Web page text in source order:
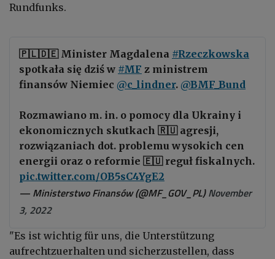
Rundfunks.
🇵🇱🇩🇪 Minister Magdalena #Rzeczkowska
spotkała się dziś w #MF z ministrem
finansów Niemiec @c_lindner. @BMF_Bund
Rozmawiano m. in. o pomocy dla Ukrainy i
ekonomicznych skutkach 🇷🇺 agresji,
rozwiązaniach dot. problemu wysokich cen
energii oraz o reformie 🇪🇺 reguł fiskalnych.
pic.twitter.com/OB5sC4YgE2
— Ministerstwo Finansów (@MF_GOV_PL)November
3, 2022
"Es ist wichtig für uns, die Unterstützung
aufrechtzuerhalten und sicherzustellen, dass